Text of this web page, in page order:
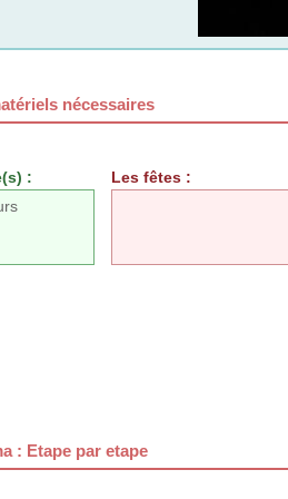
nécessaires
:
Les fêtes :
: Etape par etape